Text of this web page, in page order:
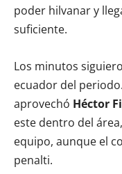
poder hilvanar y
suficiente.
Los minutos
ecuador del
aprovechó Héctor
este dentro del
equipo, aunque el
penalti.